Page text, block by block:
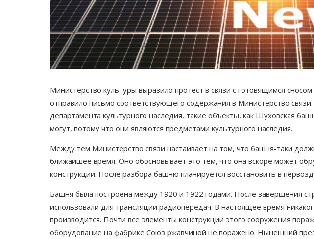
Министерство культуры выразило протест в связи с готовящимся
отправило письмо соответствующего содержания в Министерство связи.
департамента культурного наследия, такие объекты, как Шуховская
могут, потому что они являются предметами культурного наследия.
Между тем Министерство связи настаивает на том, что башня-таки
ближайшее время. Оно обосновывает это тем, что она вскоре может
конструкции. После разбора башню планируется восстановить в
Башня была построена между 1920 и 1922 годами. После завершения
использовали для трансляции радиопередач. В настоящее время
производится. Почти все элементы конструкции этого сооружения
оборудование на фабрике Союз ржавчиной не поражено. Нынешний